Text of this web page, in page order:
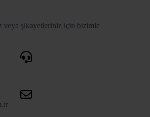
veya şikayetleriniz için bizimle